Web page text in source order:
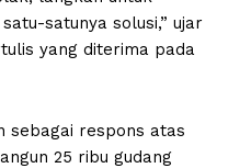
satunya solusi,” ujar
yang diterima pada
sebagai respons atas
25 ribu gudang